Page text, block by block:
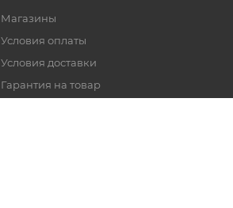
Магазины
Условия оплаты
Условия доставки
Гарантия на товар